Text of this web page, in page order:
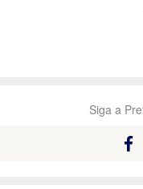
Siga a